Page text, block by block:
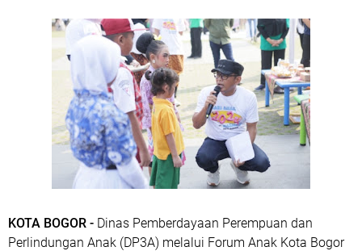
KOTA BOGOR - Dinas Pemberdayaan Perempuan dan
Perlindungan Anak (DP3A) melalui Forum Anak Kota Bogor